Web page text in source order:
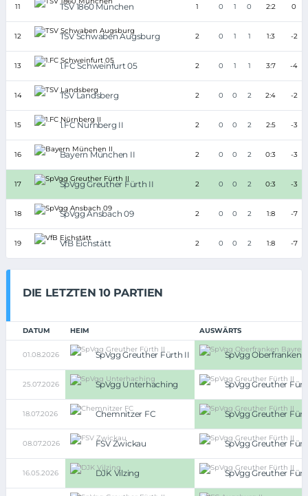
11 TSV 1860 München 1 0 1 0 2:2 0
12 TSV Schwaben Augsburg 2 0 1 1 1:3 -2
13 1.FC Schweinfurt 05 2 0 1 1 3:7 -4
14 TSV Landsberg 2 0 0 2 2:4 -2
15 1.FC Nürnberg II 2 0 0 2 2:5 -3
16 Bayern München II 2 0 0 2 0:3 -3
17 SpVgg Greuther Fürth II 2 0 0 2 0:3 -3
18 SpVgg Ansbach 09 2 0 0 2 1:8 -7
19 VfB Eichstätt 2 0 0 2 1:8 -7
DIE LETZTEN 10 PARTIEN
DATUM HEIM AUSWÄRTS
01.08.2026 SpVgg Greuther Fürth II SpVgg Oberfranken
25.07.2026 SpVgg Unterhaching SpVgg Greuther
18.07.2026 Chemnitzer FC SpVgg Greuther
08.07.2026 FSV Zwickau SpVgg Greuther
16.05.2026 DJK Vilzing SpVgg Greuther